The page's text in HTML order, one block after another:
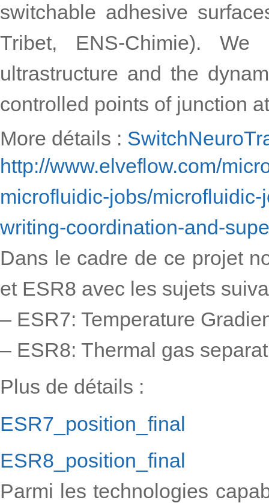
switchable adhesive
Tribet, ENS-Chimie).
ultrastructure and the
controlled points of junction
More détails :
http://www.elveflow.com/
microfluidic-jobs/microfluidic-
writing-coordination-and-
Dans le cadre de ce projet
et ESR8 avec les sujets
– ESR7: Temperature
– ESR8: Thermal gas
Plus de détails :
ESR7_position_final
ESR8_position_final
Parmi les technologies